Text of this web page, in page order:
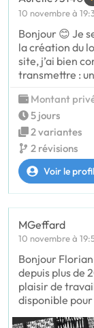
10 novembre à
Bonjour 😊 Je
la création du
site, j’ai bien
transmettre :
Montant
5 jours
2 variantes
2 révisions
Voir le profil
MGeffard
10 novembre à
Bonjour
depuis plus de
plaisir de
disponible